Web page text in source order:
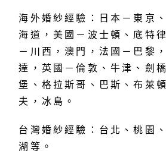
海外婚紗經驗：日本－東京
海道，美國－波士頓、底特
－川西，澳門，法國－巴黎
達，英國－倫敦、牛津、劍
堡、格拉斯哥、巴斯、布萊
夫，冰島。
台灣婚紗經驗：台北、桃園
湖等。